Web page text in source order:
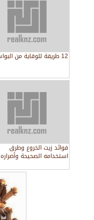
12 طريقة للوقاية من البواسير
فوائد زيت الخروع وطرق
استخدامه الصحيحة وأضراره